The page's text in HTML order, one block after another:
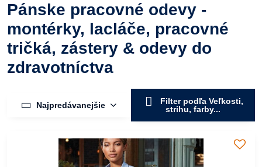
Pánske pracovné odevy -
montérky, lacláče, pracovné
tričká, zástery & odevy do
zdravotníctva
Najpredávanejšie
Filter podľa Veľkosti,
strihu, farby...